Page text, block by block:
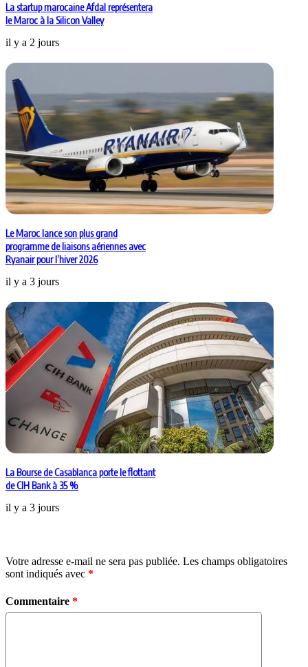
La startup marocaine Afdal représentera
le Maroc à la Silicon Valley
il y a 2 jours
Le Maroc lance son plus grand
programme de liaisons aériennes avec
Ryanair pour l’hiver 2026
il y a 3 jours
La Bourse de Casablanca porte le flottant
de CIH Bank à 35 %
il y a 3 jours
Votre adresse e-mail ne sera pas publiée. Les champs obligatoires
sont indiqués avec *
Commentaire *